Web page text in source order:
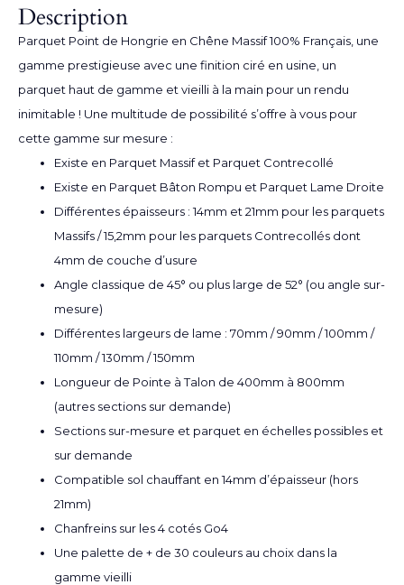
Description
Parquet Point de Hongrie en Chêne Massif 100% Français, une
gamme prestigieuse avec une finition ciré en usine, un
parquet haut de gamme et vieilli à la main pour un rendu
inimitable ! Une multitude de possibilité s’offre à vous pour
cette gamme sur mesure :
Existe en Parquet Massif et Parquet Contrecollé
Existe en Parquet Bâton Rompu et Parquet Lame Droite
Différentes épaisseurs : 14mm et 21mm pour les parquets
Massifs / 15,2mm pour les parquets Contrecollés dont
4mm de couche d’usure
Angle classique de 45° ou plus large de 52° (ou angle sur-
mesure)
Différentes largeurs de lame : 70mm / 90mm / 100mm /
110mm / 130mm / 150mm
Longueur de Pointe à Talon de 400mm à 800mm
(autres sections sur demande)
Sections sur-mesure et parquet en échelles possibles et
sur demande
Compatible sol chauffant en 14mm d’épaisseur (hors
21mm)
Chanfreins sur les 4 cotés Go4
Une palette de + de 30 couleurs au choix dans la
gamme vieilli